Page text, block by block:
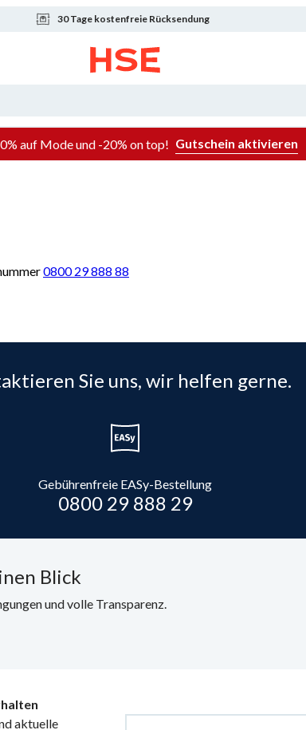
30 Tage kostenfreie Rücksendung
auf Mode und -20% on top! Gutschein aktivieren
0800 29 888 88
Sie uns, wir helfen gerne.
Gebührenfreie EASy-Bestellung
0800 29 888 29
Blick
und volle Transparenz.
aktuelle